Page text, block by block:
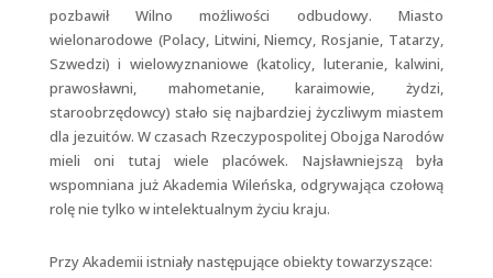
pozbawił Wilno możliwości odbudowy. Miasto
wielonarodowe (Polacy, Litwini, Niemcy, Rosjanie, Tatarzy,
Szwedzi) i wielowyznaniowe (katolicy, luteranie, kalwini,
prawosławni, mahometanie, karaimowie, żydzi,
staroobrzędowcy) stało się najbardziej życzliwym miastem
dla jezuitów. W czasach Rzeczypospolitej Obojga Narodów
mieli oni tutaj wiele placówek. Najsławniejszą była
wspomniana już Akademia Wileńska, odgrywająca czołową
rolę nie tylko w intelektualnym życiu kraju.
Przy Akademii istniały następujące obiekty towarzyszące: